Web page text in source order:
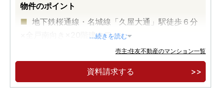
物件のポイント
地下鉄桜通線・名城線「久屋大通」駅徒歩６分
×全戸南向き×20階建タワー
...続きを読む
売主:住友不動産のマンション一覧
資料請求する